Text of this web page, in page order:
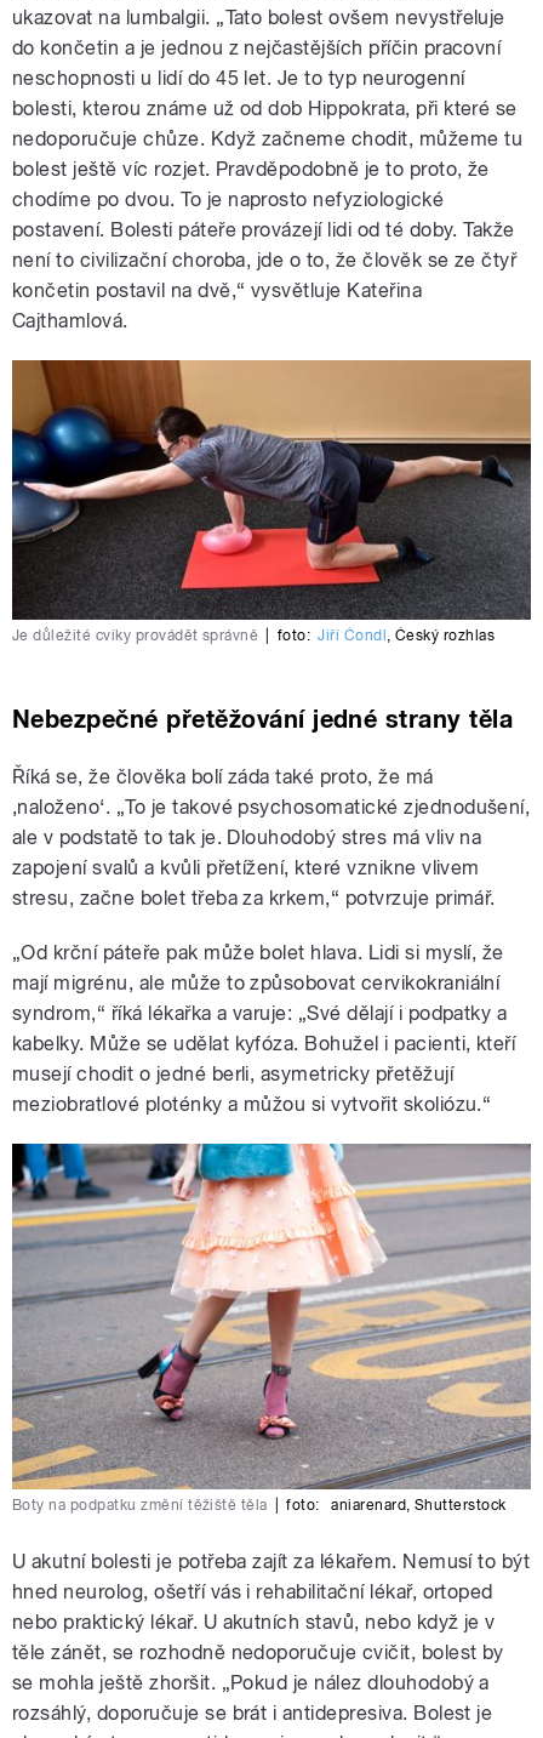
ukazovat na lumbalgii. „Tato bolest ovšem nevystřeluje
do končetin a je jednou z nejčastějších příčin pracovní
neschopnosti u lidí do 45 let. Je to typ neurogenní
bolesti, kterou známe už od dob Hippokrata, při které se
nedoporučuje chůze. Když začneme chodit, můžeme tu
bolest ještě víc rozjet. Pravděpodobně je to proto, že
chodíme po dvou. To je naprosto nefyziologické
postavení. Bolesti páteře provázejí lidi od té doby. Takže
není to civilizační choroba, jde o to, že člověk se ze čtyř
končetin postavil na dvě,“ vysvětluje Kateřina
Cajthamlová.
Je důležité cviky provádět správně foto: Jiří Čondl , Český rozhlas
Nebezpečné přetěžování jedné strany těla
Říká se, že člověka bolí záda také proto, že má
‚naloženo‘. „To je takové psychosomatické zjednodušení,
ale v podstatě to tak je. Dlouhodobý stres má vliv na
zapojení svalů a kvůli přetížení, které vznikne vlivem
stresu, začne bolet třeba za krkem,“ potvrzuje primář.
„Od krční páteře pak může bolet hlava. Lidi si myslí, že
mají migrénu, ale může to způsobovat cervikokraniální
syndrom,“ říká lékařka a varuje: „Své dělají i podpatky a
kabelky. Může se udělat kyfóza. Bohužel i pacienti, kteří
musejí chodit o jedné berli, asymetricky přetěžují
meziobratlové ploténky a můžou si vytvořit skoliózu.“
Boty na podpatku změní těžiště těla foto: aniarenard, Shutterstock
U akutní bolesti je potřeba zajít za lékařem. Nemusí to být
hned neurolog, ošetří vás i rehabilitační lékař, ortoped
nebo praktický lékař. U akutních stavů, nebo když je v
těle zánět, se rozhodně nedoporučuje cvičit, bolest by
se mohla ještě zhoršit. „Pokud je nález dlouhodobý a
rozsáhlý, doporučuje se brát i antidepresiva. Bolest je